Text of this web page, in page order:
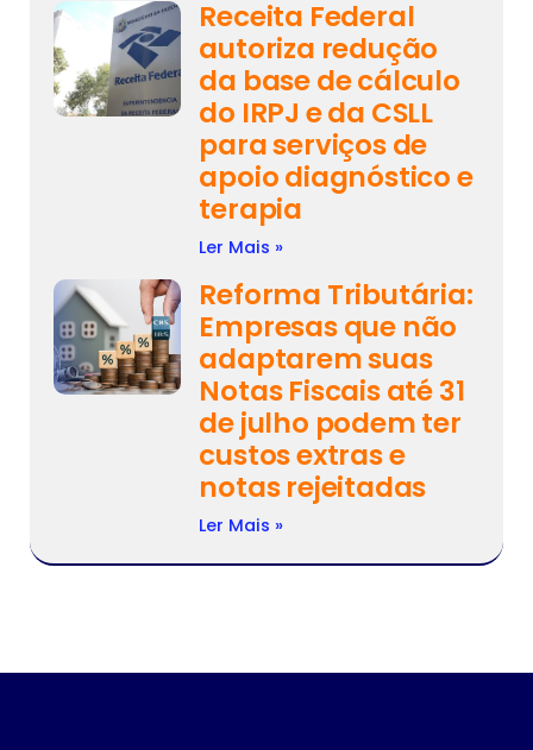
Receita Federal
autoriza redução
da base de cálculo
do IRPJ e da CSLL
para serviços de
apoio diagnóstico e
terapia
Ler Mais »
Reforma Tributária:
Empresas que não
adaptarem suas
Notas Fiscais até 31
de julho podem ter
custos extras e
notas rejeitadas
Ler Mais »